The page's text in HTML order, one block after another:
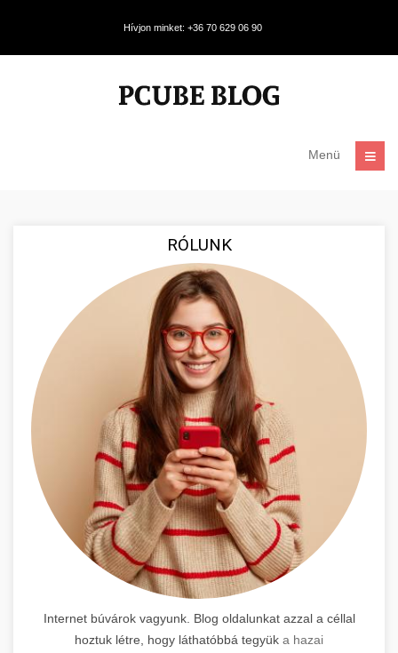
Hívjon minket: +36 70 629 06 90
Menü
RÓLUNK
Internet búvárok vagyunk. Blog oldalunkat azzal a céllal
hoztuk létre, hogy láthatóbbá tegyük a hazai